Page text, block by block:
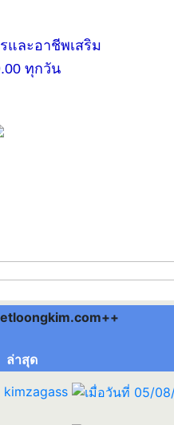
ละอาชีพเสริม
ทุกวัน
ล่าสุด
kimzagass